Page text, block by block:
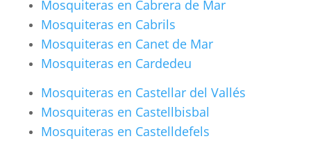
Mosquiteras en Cabrera de Mar
Mosquiteras en Cabrils
Mosquiteras en Canet de Mar
Mosquiteras en Cardedeu
Mosquiteras en Castellar del Vallés
Mosquiteras en Castellbisbal
Mosquiteras en Castelldefels